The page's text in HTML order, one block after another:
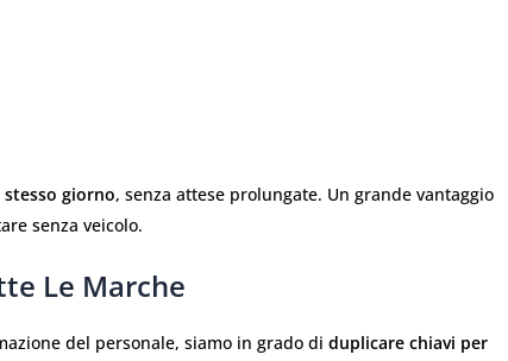
stesso giorno, senza attese prolungate. Un grande vantaggio
senza veicolo.
Le Marche
del personale, siamo in grado di duplicare chiavi per